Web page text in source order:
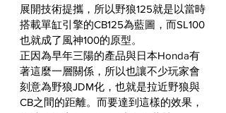
展開技術提攜，所以野狼125就是以當時
搭載單缸引擎的CB125為藍圖，而SL100
也就成了風神100的原型。
正因為早年三陽的產品與日本Honda有
著這麼一層關係，所以也讓不少玩家會
刻意為野狼JDM化，也就是拉近野狼與
CB之間的距離。而要達到這樣的效果，